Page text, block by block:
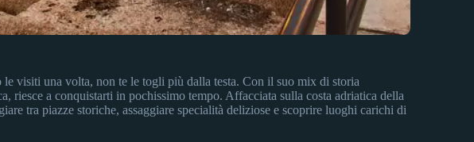
visiti una volta, non te le togli più dalla testa. Con il suo mix di storia
riesce a conquistarti in pochissimo tempo. Affacciata sulla costa adriatica della
tra piazze storiche, assaggiare specialità deliziose e scoprire luoghi carichi di